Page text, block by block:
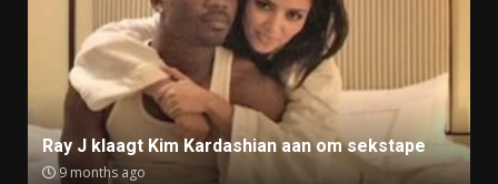
Ray J klaagt Kim Kardashian aan om sekstape
9 months ago